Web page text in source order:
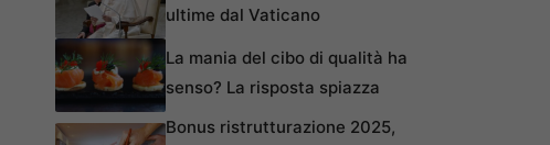
ultime dal Vaticano
La mania del cibo di qualità ha
senso? La risposta spiazza
Bonus ristrutturazione 2025,